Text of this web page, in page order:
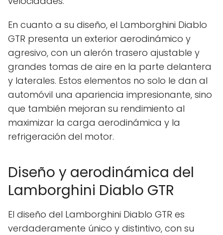
En cuanto a su diseño, el Lamborghini Diablo
GTR presenta un exterior aerodinámico y
agresivo, con un alerón trasero ajustable y
grandes tomas de aire en la parte delantera
y laterales. Estos elementos no solo le dan al
automóvil una apariencia impresionante, sino
que también mejoran su rendimiento al
maximizar la carga aerodinámica y la
refrigeración del motor.
Diseño y aerodinámica del
Lamborghini Diablo GTR
El diseño del Lamborghini Diablo GTR es
verdaderamente único y distintivo, con su